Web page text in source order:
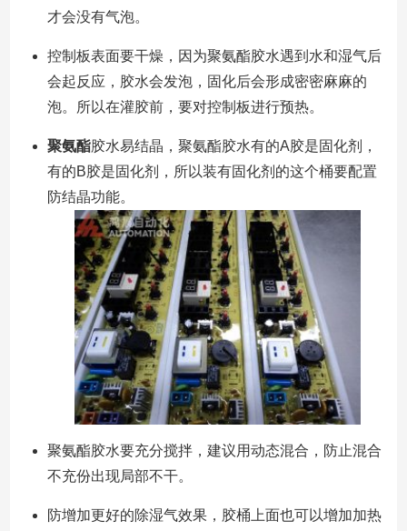
才会没有气泡。
控制板表面要干燥，因为聚氨酯胶水遇到水和湿气后
会起反应，胶水会发泡，固化后会形成密密麻麻的
泡。所以在灌胶前，要对控制板进行预热。
聚氨酯胶水易结晶，聚氨酯胶水有的A胶是固化剂，
有的B胶是固化剂，所以装有固化剂的这个桶要配置
防结晶功能。
聚氨酯胶水要充分搅拌，建议用动态混合，防止混合
不充份出现局部不干。
防增加更好的除湿气效果，胶桶上面也可以增加加热